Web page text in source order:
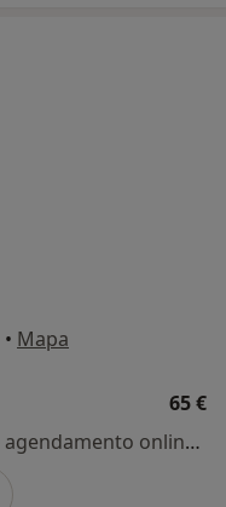
• Mapa
65 €
Esse especialista não oferece agendamento online para esse endereço.